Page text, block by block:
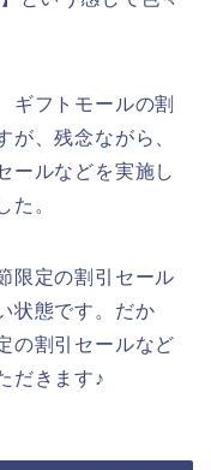
ギフトモールの割
が、残念ながら、
ールなどを実施し
た。
限定の割引セール
状態です。だか
の割引セールなど
だきます♪